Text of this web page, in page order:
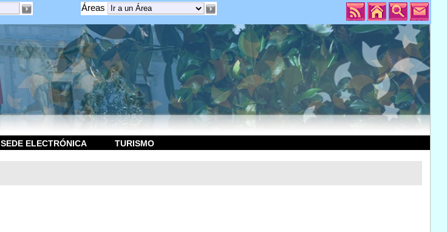
Áreas
SEDE ELECTRÓNICA TURISMO